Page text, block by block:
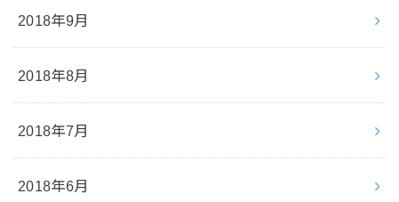
2018年9月
2018年8月
2018年7月
2018年6月